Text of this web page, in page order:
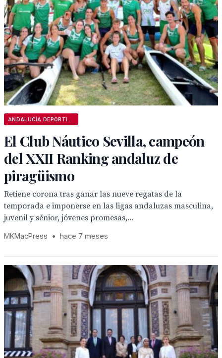
El Club Náutico Sevilla, campeón
del XXII Ranking andaluz de
piragüismo
Retiene corona tras ganar las nueve regatas de la
temporada e imponerse en las ligas andaluzas masculina,
juvenil y sénior, jóvenes promesas,...
MKMacPress • hace 7 meses